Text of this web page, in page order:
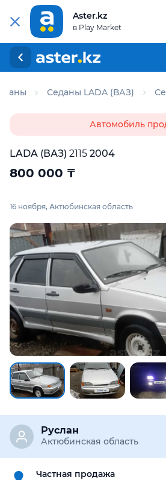
Aster.kz
в Play Market
Седаны LADA (ВАЗ)
Автомобиль
LADA (ВАЗ) 2115 2004
800 000 ₸
16 ноября, Актюбинская область
Руслан
Актюбинская область
Частная продажа